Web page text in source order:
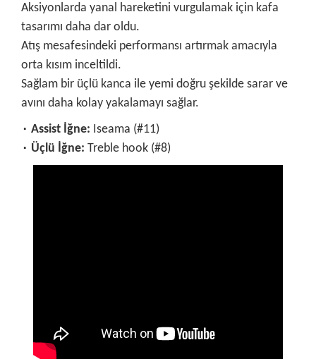
Aksiyonlarda yanal hareketini vurgulamak için kafa
tasarımı daha dar oldu.
Atış mesafesindeki performansı artırmak amacıyla
orta kısım inceltildi.
Sağlam bir üçlü kanca ile yemi doğru şekilde sarar ve
avını daha kolay yakalamayı sağlar.
۰ Assist İğne: Iseama (#11)
۰ Üçlü İğne: Treble hook (#8)